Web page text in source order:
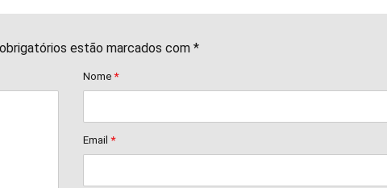
estão marcados com *
Nome *
Email *